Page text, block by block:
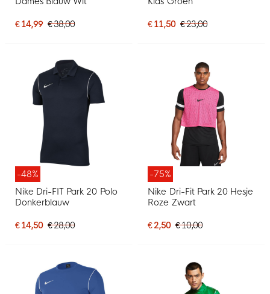
€ 14,99 € 38,00 € 11,50 € 23,00
-48%
Nike Dri-FIT Park 20 Polo
Donkerblauw
€ 14,50 € 28,00
-75%
Nike Dri-Fit Park 20 Hesje
Roze Zwart
€ 2,50 € 10,00